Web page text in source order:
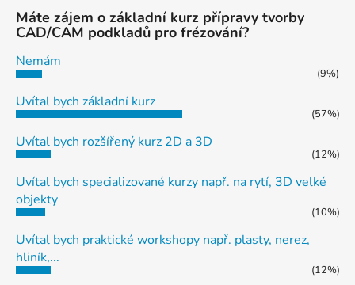
Máte zájem o základní kurz přípravy tvorby
CAD/CAM podkladů pro frézování?
Nemám
(9%)
Uvítal bych základní kurz
(57%)
Uvítal bych rozšířený kurz 2D a 3D
(12%)
Uvítal bych specializované kurzy např. na rytí, 3D velké
objekty
(10%)
Uvítal bych praktické workshopy např. plasty, nerez,
hliník,...
(12%)